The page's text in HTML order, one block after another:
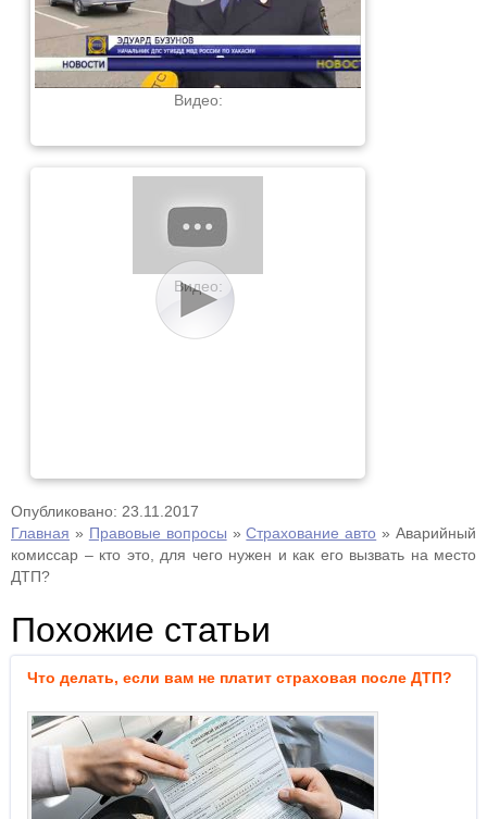
Видео:
Видео:
Опубликовано: 23.11.2017
Главная » Правовые вопросы »Страхование авто » Аварийный
комиссар – кто это, для чего нужен и как его вызвать на место
ДТП?
Похожие статьи
Что делать, если вам не платит страховая после ДТП?